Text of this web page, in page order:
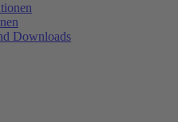
Downloads